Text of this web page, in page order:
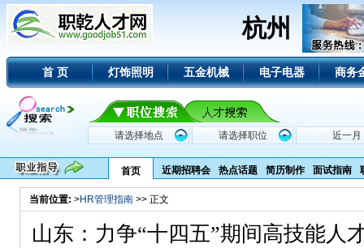
杭州
首 页 灯饰照明 五金机械 电子电器 商务
首页 近期招聘会 热点话题 简历制作 面试指南
当前位置: >HR管理指南>> 正文
山东：力争“十四五”期间高技能人